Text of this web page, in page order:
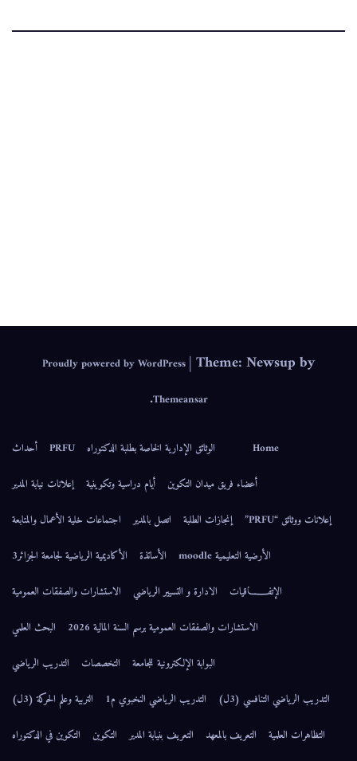
Proudly powered by WordPress |Theme: Newsup by
Themeansar
.
Home الوثائق الإدارية الخاصة بطلبة الدكتوراه PRFU
أحداث
أعضاء فريق ميدان التكوين
أيام دراسية وتكوينية
إعلانات نيابة المدير
إعلانات ووثائق “PRFU”
إنجازات الطلبة اتصل بالمدير
اجتماعات خلية الأعمال والمتابعة
الأرضية التعليمية moodle
الأساتذة
الأكاديمية الرياضية لجامعة الجزائر3
الإتفــــــاقيات
الادارة و التسيير الرياضي
الاستشارات والصفقات العمومية
الاستشارات والصفقات العمومية برسم السنة المالية 2026
البحث العلمي
البوابة الإلكترونية للجامعة
التخصصات
التدريب الرياضي
التدريب الرياضي التنافسي (3ل)
التدريب الرياضي النخبوي م1
التربية وعلم الحركة (3ل)
التظاهرات العلمية
التعريف بالمعهد التعريف بنيابة المدير التكوين
التكوين في الدكتوراه